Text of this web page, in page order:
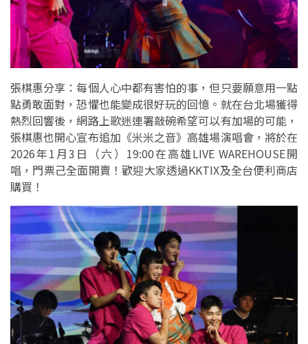
張棋惠分享：每個人心中都有害怕的事，但只要願意用一點
點勇敢面對，恐懼也能變成很好玩的回憶。就在台北場獲得
熱烈回響後，網路上歌迷連署敲碗希望可以有加場的可能，
張棋惠也開心宣布追加《米米之音》高雄場演唱會，將於在
2026年1月3日（六）19:00在高雄LIVE WAREHOUSE開
唱，門票己全面開賣！歡迎大家透過KKTIX及全台便利商店
購買！